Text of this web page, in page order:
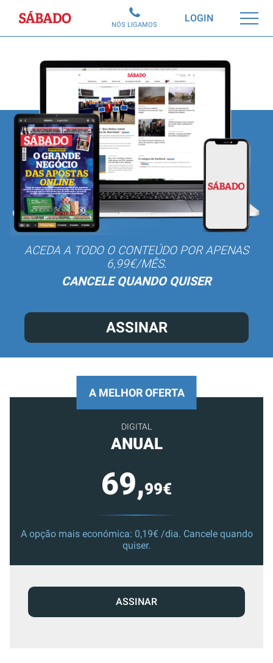
Sábado LOGIN
NÓS LIGAMOS
ACEDA A TODO O CONTEÚDO POR APENAS
6,99€/MÊS.
CANCELE QUANDO QUISER
ASSINAR
A MELHOR OFERTA
DIGITAL
ANUAL
69,99€
A opção mais económica: 0,19€ /dia. Cancele quando
quiser.
ASSINAR